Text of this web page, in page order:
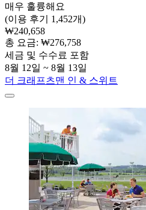
매우 훌륭해요
(이용 후기 1,452개)
₩240,658
총 요금: ₩276,758
세금 및 수수료 포함
8월 12일 ~ 8월 13일
더 크래프츠맨 인 & 스위트